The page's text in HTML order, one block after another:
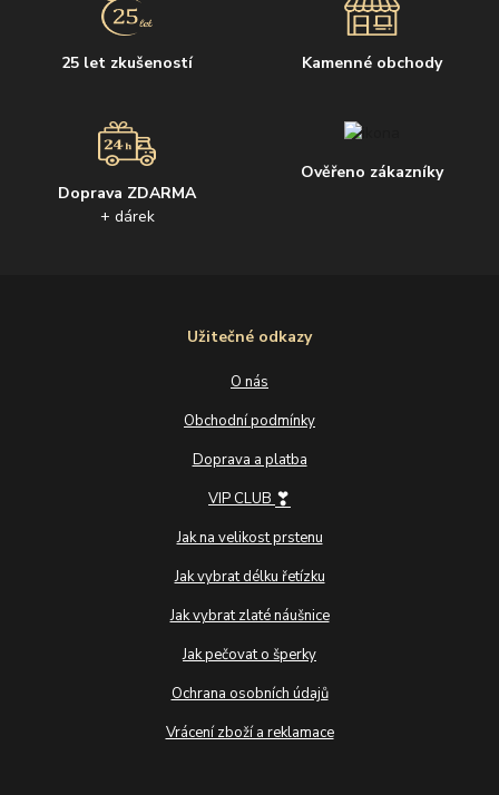
25 let zkušeností Kamenné obchody
Doprava ZDARMA
+ dárek
Ověřeno zákazníky
Užitečné odkazy
O nás
Obchodní podmínky
Doprava a platba
VIP CLUB ❣
Jak na velikost prstenu
Jak vybrat délku řetízku
Jak vybrat zlaté náušnice
Jak pečovat o šperky
Ochrana osobních údajů
Vrácení zboží a reklamace